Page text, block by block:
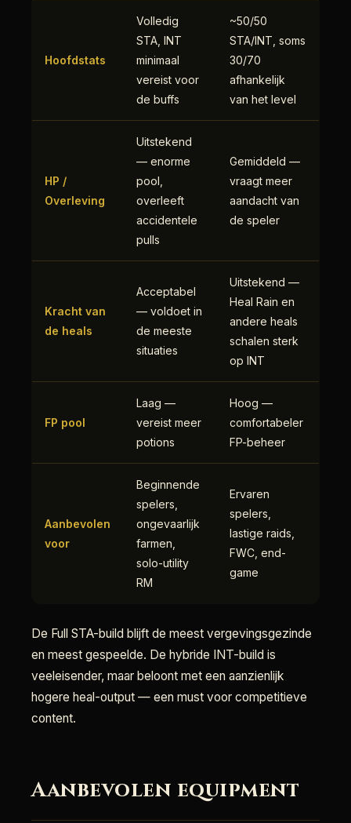
Hoofdstats
Volledig
STA, INT
minimaal
vereist voor
de buffs
~50/50
STA/INT, soms
30/70
afhankelijk
van het level
HP /
Overleving
Uitstekend
— enorme
pool,
overleeft
accidentele
pulls
Gemiddeld —
vraagt meer
aandacht van
de speler
Kracht van
de heals
Acceptabel
— voldoet in
de meeste
situaties
Uitstekend —
Heal Rain en
andere heals
schalen sterk
op INT
FP pool
Laag —
vereist meer
potions
Hoog —
comfortabeler
FP-beheer
Aanbevolen
voor
Beginnende
spelers,
ongevaarlijk
farmen,
solo-utility
RM
Ervaren
spelers,
lastige raids,
FWC, end-
game
De Full STA-build blijft de meest vergevingsgezinde
en meest gespeelde. De hybride INT-build is
veeleisender, maar beloont met een aanzienlijk
hogere heal-output — een must voor competitieve
content.
Aanbevolen equipment